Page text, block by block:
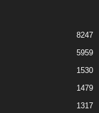
8247
5959
1530
1479
1317